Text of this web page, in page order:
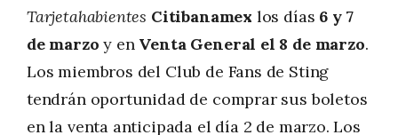
Tarjetahabientes Citibanamex los días 6 y 7
de marzo y en Venta General el 8 de marzo.
Los miembros del Club de Fans de Sting
tendrán oportunidad de comprar sus boletos
en la venta anticipada el día 2 de marzo. Los